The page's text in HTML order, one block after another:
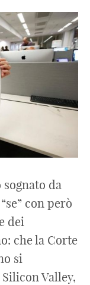
da
con però
dei
che la Corte
si
Valley,